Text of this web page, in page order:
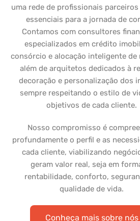
uma rede de profissionais parceiros
essenciais para a jornada de
Contamos com consultores
especializados em crédito
consórcio e alocação inteligente de
além de arquitetos dedicados à
decoração e personalização dos
sempre respeitando o estilo de
objetivos de cada cliente.
Nosso compromisso é
profundamente o perfil e as
cada cliente, viabilizando
geram valor real, seja em
rentabilidade, conforto,
qualidade de vida.
Conheça mais sobre nós